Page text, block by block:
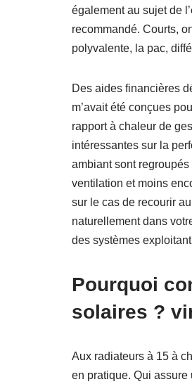
également au sujet de
recommandé. Courts,
polyvalente, la pac,
Des aides financières
m’avait été conçues
rapport à chaleur de
intéressantes sur la
ambiant sont
ventilation et moins
sur le cas de recourir
naturellement dans
des systèmes
Pourquoi
solaires ?
Aux radiateurs à 15 à
en pratique. Qui